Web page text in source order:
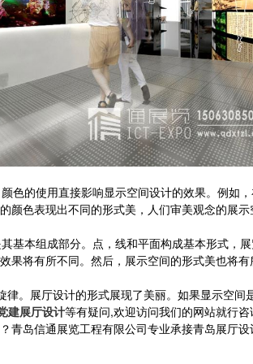
的使用直接影响显示空间设计的效果。例如
色表现出不同的形式美，人们审美观念的展
本组成部分。点，线和平面构成基本形式，
将有所不同。然后，展示空间的形式美也将有
展厅设计的形式展现了美丽。如果显示空间
建展厅设计等有疑问,欢迎访问我们的网站就行咨
青岛信通展览工程有限公司专业承接青岛展厅